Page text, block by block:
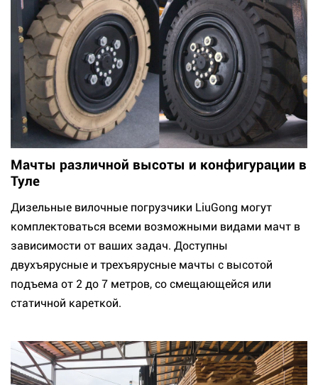
Мачты различной высоты и конфигурации в
Туле
Дизельные вилочные погрузчики LiuGong могут
комплектоваться всеми возможными видами мачт в
зависимости от ваших задач. Доступны
двухъярусные и трехъярусные мачты с высотой
подъема от 2 до 7 метров, со смещающейся или
статичной кареткой.